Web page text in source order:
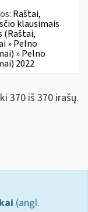
Raštai,
klausimais
(Raštai,
» Pelno
» Pelno
2022
370 iš 370 irašų.
(angl.